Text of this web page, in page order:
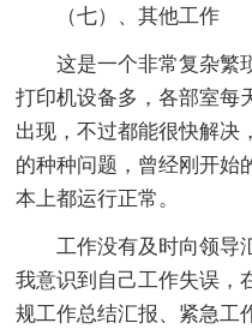
（七）、其他工作
这是一个非常复杂繁
打印机设备多，各部室每
出现，不过都能很快解决
的种种问题，曾经刚开始
本上都运行正常。
工作没有及时向领导
我意识到自己工作失误，
规工作总结汇报、紧急工